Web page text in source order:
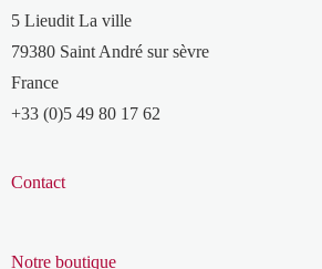
5 Lieudit La ville
79380 Saint André sur sèvre
France
+33 (0)5 49 80 17 62
Contact
Notre boutique